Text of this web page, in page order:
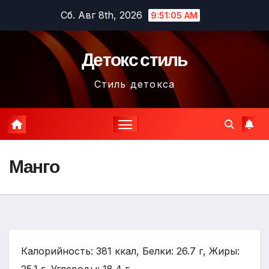
содержимому
Сб. Авг 8th, 2026 9:51:06 AM
Детокс стиль
Стиль детокса
Манго
Калорийность: 381 ккал, Белки: 26.7 г, Жиры: